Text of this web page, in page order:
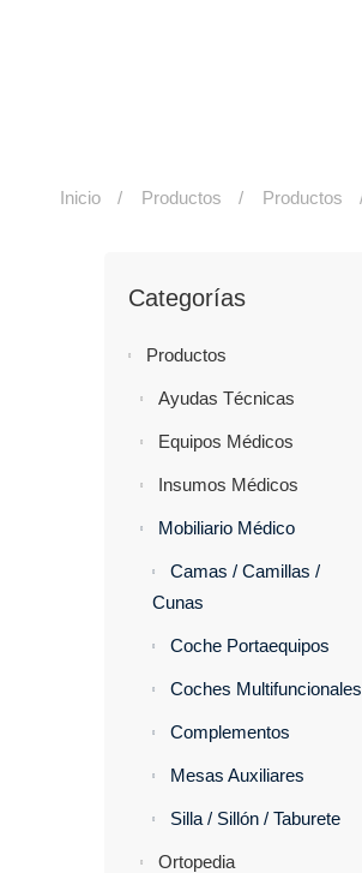
Inicio Productos Productos
Categorías
Productos
Ayudas Técnicas
Equipos Médicos
Insumos Médicos
Mobiliario Médico
Camas / Camillas /
Cunas
Coche Portaequipos
Coches Multifuncionales
Complementos
Mesas Auxiliares
Silla / Sillón / Taburete
Ortopedia